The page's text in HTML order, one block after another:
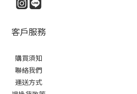
客戶服務
購買須知
聯絡我們
運送方式